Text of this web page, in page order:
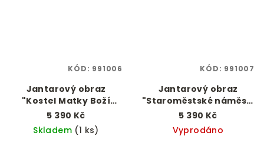
Jantarový obraz
"Kostel Matky Boží
před Týnem"
5 390 Kč
Skladem (1 ks)
KÓD: 991006
Jantarový obraz
"Staroměstské náměstí
s orlojem"
5 390 Kč
Vyprodáno
KÓD: 991007